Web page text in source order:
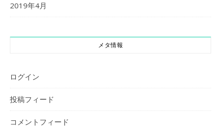
2019年4月
メタ情報
ログイン
投稿フィード
コメントフィード